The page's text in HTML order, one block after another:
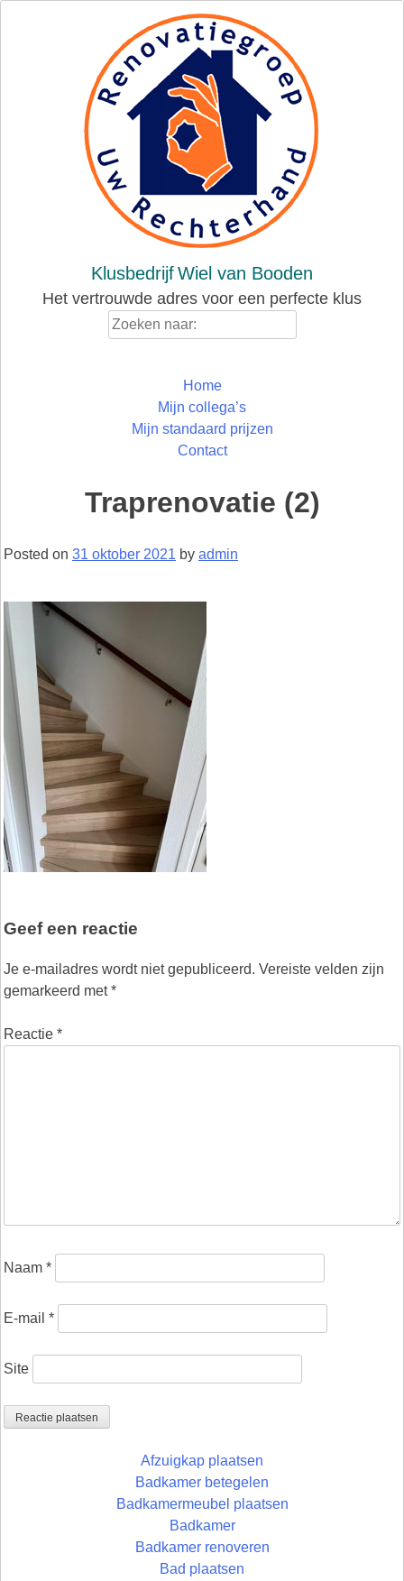
KlusbedrijfWiel van Booden
Het vertrouwde adres voor een perfecte klus
Home
Mijn collega’s
Mijn standaard prijzen
Contact
Traprenovatie (2)
Posted on 31 oktober 2021 by admin
Geef een reactie
Je e-mailadres wordt niet gepubliceerd. Vereiste velden zijn
gemarkeerd met*
Reactie *
Naam *
E-mail *
Site
Afzuigkap plaatsen
Badkamer betegelen
Badkamermeubel plaatsen
Badkamer
Badkamer renoveren
Bad plaatsen